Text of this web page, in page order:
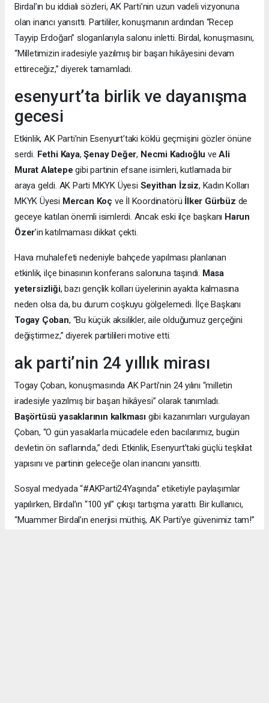
Birdal’ın bu iddialı sözleri, AK Parti’nin uzun vadeli vizyonuna
olan inancı yansıttı. Partililer, konuşmanın ardından “Recep
Tayyip Erdoğan” sloganlarıyla salonu inletti. Birdal, konuşmasını,
“Milletimizin iradesiyle yazılmış bir başarı hikâyesini devam
ettireceğiz,” diyerek tamamladı.
esenyurt’ta birlik ve dayanışma
gecesi
Etkinlik, AK Parti’nin Esenyurt’taki köklü geçmişini gözler önüne
serdi. Fethi Kaya,Şenay Değer, Necmi Kadıoğlu veAli
Murat Alatepe gibi partinin efsane isimleri, kutlamada bir
araya geldi. AK Parti MKYK Üyesi Seyithan İzsiz, Kadın Kolları
MKYK Üyesi Mercan Koç ve İl Koordinatörü İlker Gürbüz de
geceye katılan önemli isimlerdi. Ancak eski ilçe başkanı Harun
Özer’in katılmaması dikkat çekti.
Hava muhalefeti nedeniyle bahçede yapılması planlanan
etkinlik, ilçe binasının konferans salonuna taşındı. Masa
yetersizliği, bazı gençlik kolları üyelerinin ayakta kalmasına
neden olsa da, bu durum coşkuyu gölgelemedi. İlçe Başkanı
Togay Çoban, “Bu küçük aksilikler, aile olduğumuz gerçeğini
değiştirmez,” diyerek partilileri motive etti.
ak parti’nin 24 yıllık mirası
Togay Çoban, konuşmasında AK Parti’nin 24 yılını “milletin
iradesiyle yazılmış bir başarı hikâyesi” olarak tanımladı.
Başörtüsü yasaklarının kalkması gibi kazanımları vurgulayan
Çoban, “O gün yasaklarla mücadele eden bacılarımız, bugün
devletin ön saflarında,” dedi. Etkinlik, Esenyurt’taki güçlü teşkilat
yapısını ve partinin geleceğe olan inancını yansıttı.
Sosyal medyada “#AKParti24Yaşında” etiketiyle paylaşımlar
yapılırken, Birdal’ın “100 yıl” çıkışı tartışma yarattı. Bir kullanıcı,
“Muammer Birdal’ın enerjisi müthiş, AK Parti’ye güvenimiz tam!”